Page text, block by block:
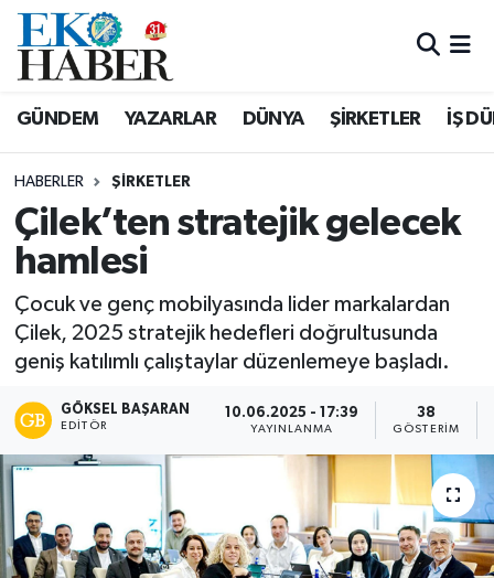
GÜNDEM YAZARLAR DÜNYA ŞİRKETLER İŞ
HABERLER ŞIRKETLER
Çilek’ten stratejik gelecek
hamlesi
Çocuk ve genç mobilyasında lider markalardan
Çilek, 2025 stratejik hedefleri doğrultusunda
geniş katılımlı çalıştaylar düzenlemeye başladı.
GÖKSEL BAŞARAN
EDITÖR
10.06.2025 - 17:39
YAYINLANMA
38
GÖSTERIM
Hava Durumu
Tüm Manşetler
Son Dakika Haberleri
Haber Arşivi